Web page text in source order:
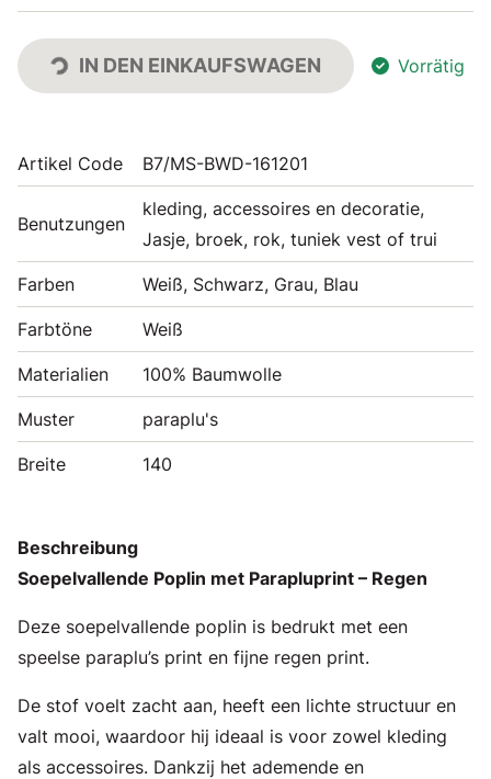
IN DEN EINKAUFSWAGEN Vorrätig
Artikel Code B7/MS-BWD-161201
Benutzungen
kleding, accessoires en decoratie,
Jasje, broek, rok, tuniek vest of trui
Farben Weiß, Schwarz, Grau, Blau
Farbtöne Weiß
Materialien 100% Baumwolle
Muster paraplu's
Breite 140
Beschreibung
Soepelvallende Poplin met Parapluprint – Regen
Deze soepelvallende poplin is bedrukt met een
speelse paraplu’s print en fijne regen print.
De stof voelt zacht aan, heeft een lichte structuur en
valt mooi, waardoor hij ideaal is voor zowel kleding
als accessoires. Dankzij het ademende en